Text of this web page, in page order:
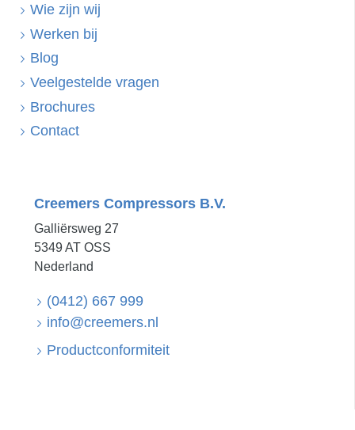
Wie zijn wij
Werken bij
Blog
Veelgestelde vragen
Brochures
Contact
Creemers Compressors B.V.
Galliërsweg 27
5349 AT OSS
Nederland
(0412) 667 999
info@creemers.nl
Productconformiteit